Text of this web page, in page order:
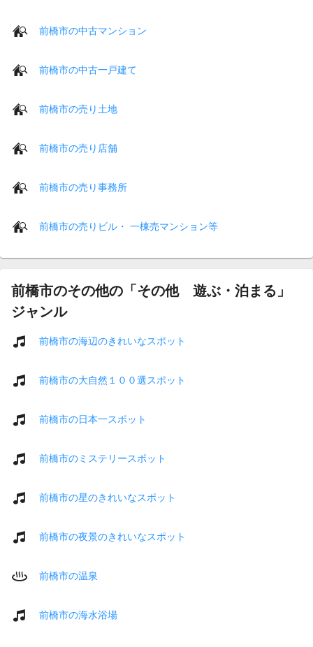
前橋市の中古マンション
前橋市の中古一戸建て
前橋市の売り土地
前橋市の売り店舗
前橋市の売り事務所
前橋市の売りビル・ 一棟売マンション等
前橋市のその他の「その他 遊ぶ・泊まる」
ジャンル
前橋市の海辺のきれいなスポット
前橋市の大自然１００選スポット
前橋市の日本一スポット
前橋市のミステリースポット
前橋市の星のきれいなスポット
前橋市の夜景のきれいなスポット
前橋市の温泉
前橋市の海水浴場